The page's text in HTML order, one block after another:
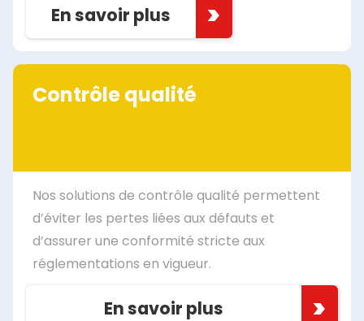
En savoir plus
Contrôle qualité
Nos solutions de contrôle qualité permettent
d’éviter les pertes liées aux défauts et
d’assurer une conformité stricte aux
réglementations en vigueur.
En savoir plus